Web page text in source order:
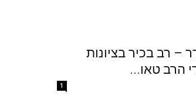
– רב בכיר בציונות
הרב טאו...
1